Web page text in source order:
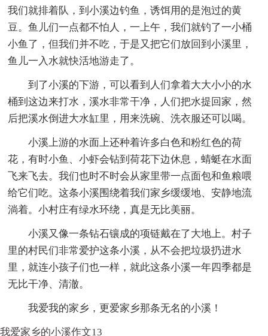
我们就排着队，到小溪边钓鱼，诱饵用的是泡过的黄
豆。鱼儿们一点都不怕人，一上午，我们就钓了一小桶
小鱼了，但我们并不吃，于是又把它们放回到小溪里，
鱼儿一入水就快活地游走了。
到了小溪的下游，可以看到人们拿着大大小小的水
桶到这边来打水，溪水非常干净，人们把水提回家，然
后把溪水倒进大水缸里，用来洗碗、洗衣服还可以喝。
小溪上游的水面上还种着许多白色和粉红色的荷
花，有时小鱼、小虾会钻到荷花下边休息，蜻蜓在水面
飞来飞去。我们也时不时会从家里带一点面包和鱼粮喂
给它们吃。这条小溪围绕着我们家乡缓缓地、安静地流
淌着。小村庄有绿水环绕，真是无比美丽。
小溪又像一条钻石镶成的项链戴在了大地上。村子
里的村民们非常爱护这条小溪，从不会把垃圾扔进水
里，就连小孩子们也一样，就此这条小溪一年四季都是
无比干净、清澈。
我爱我的家乡，更爱家乡那条无名的小溪！
我爱家乡的小溪作文13